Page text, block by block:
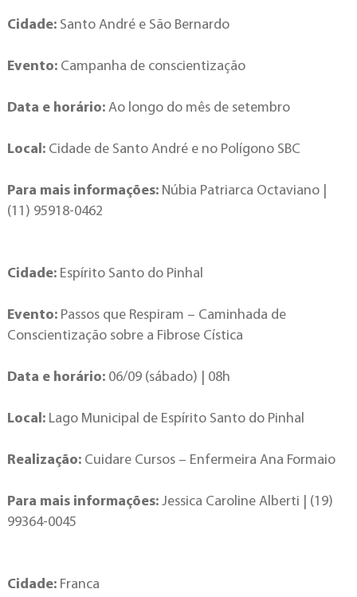
Cidade: Santo André e São Bernardo
Evento: Campanha de conscientização
Data e horário: Ao longo do mês de setembro
Local: Cidade de Santo André e no Polígono SBC
Para mais informações: Núbia Patriarca Octaviano |
(11) 95918-0462
Cidade: Espírito Santo do Pinhal
Evento: Passos que Respiram – Caminhada de
Conscientização sobre a Fibrose Cística
Data e horário: 06/09 (sábado) | 08h
Local: Lago Municipal de Espírito Santo do Pinhal
Realização: Cuidare Cursos – Enfermeira Ana Formaio
Para mais informações: Jessica Caroline Alberti | (19)
99364-0045
Cidade: Franca